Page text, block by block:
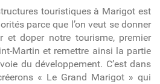
touristiques à Marigot est
parce que l’on veut se donner
et doper notre tourisme, premier
Martin et remettre ainsi la partie
du développement. C’est dans
« Le Grand Marigot »qui